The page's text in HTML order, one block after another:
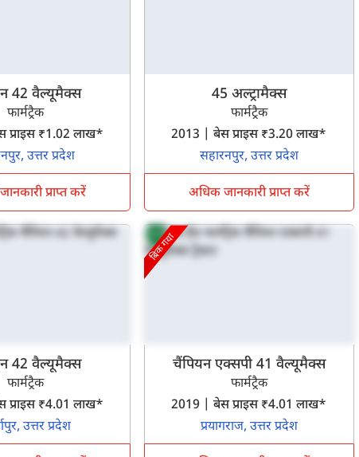
42 वैल्यूमैक्स
फार्मट्रैक
| बेस प्राइस ₹1.02 लाख*
उत्तर प्रदेश
प्राप्त करें
45 अल्ट्रामैक्स
फार्मट्रैक
2013 | बेस प्राइस ₹3.20 लाख*
सहारनपुर, उत्तर प्रदेश
अधिक जानकारी प्राप्त करें
42 वैल्यूमैक्स
फार्मट्रैक
| बेस प्राइस ₹4.01 लाख*
उत्तर प्रदेश
बिक गया
चैंपियन एक्सपी 41 वैल्यूमैक्स
फार्मट्रैक
2019 | बेस प्राइस ₹4.01 लाख*
प्रयागराज, उत्तर प्रदेश
क्या आप बिना फॉर्म भरे जाना चाहते हैं?
आपकी जानकारी हमारे पास सुरक्षित है।